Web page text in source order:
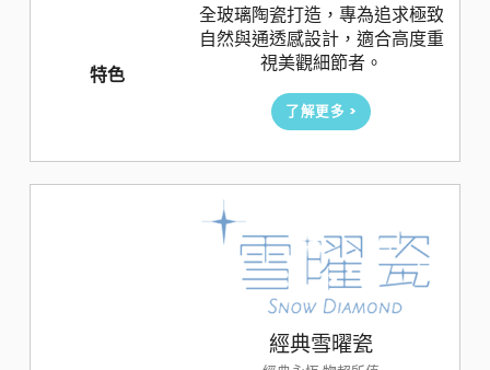
特色
全玻璃陶瓷打造，專為追求極致
自然與通透感設計，適合高度重
視美觀細節者。
了解更多 >
經典雪曜瓷